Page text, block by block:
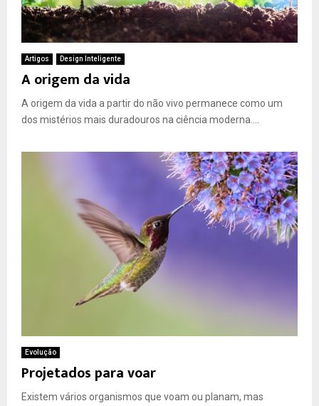
Artigos Design Inteligente
A origem da vida
A origem da vida a partir do não vivo permanece como um
dos mistérios mais duradouros na ciência moderna....
Evolução
Projetados para voar
Existem vários organismos que voam ou planam, mas